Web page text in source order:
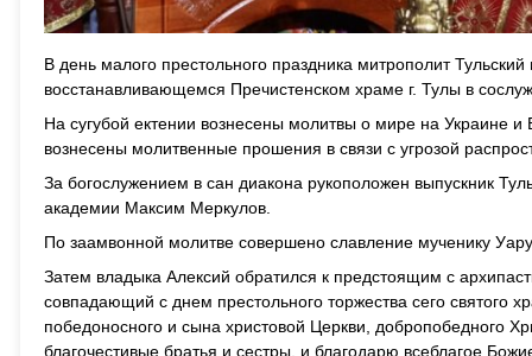
В день малого престольного праздника митрополит
восстанавливающемся Пречистенском храме г. Тулы в
На сугубой ектении вознесены молитвы о мире на Украине
вознесены молитвенные прошения в связи с угрозой
За богослужением в сан диакона рукоположен выпускник
академии Максим Меркулов.
По заамвонной молитве совершено славление мученику
Затем владыка Алексий обратился к предстоящим с
совпадающий с днем престольного торжества сего святого
победоносного и сына христовой Церкви, добропобедного
благочестивые братья и сестры, и благодарю всеблагое